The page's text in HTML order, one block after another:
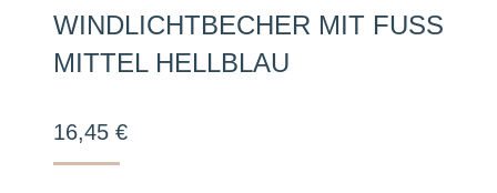
WINDLICHTBECHER MIT FUSS M
ITTEL HELLBLAU
16,45 €